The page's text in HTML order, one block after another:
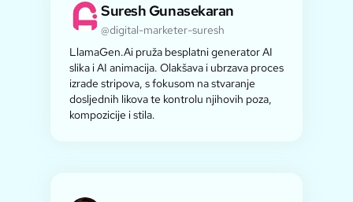
Suresh Gunasekaran
@digital-marketer-suresh
LlamaGen.Ai pruža besplatni generator AI
slika i AI animacija. Olakšava i ubrzava proces
izrade stripova, s fokusom na stvaranje
dosljednih likova te kontrolu njihovih poza,
kompozicije i stila.